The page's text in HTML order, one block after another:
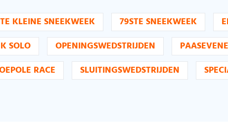
KLEINE SNEEKWEEK 79STE SNEEKWEEK
SOLO OPENINGSWEDSTRIJDEN
RACE SLUITINGSWEDSTRIJDEN